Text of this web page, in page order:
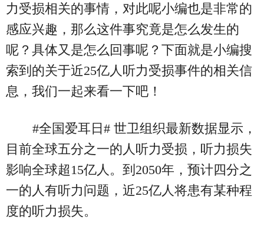
力受损相关的事情，对此呢小编也是非常的
感应兴趣，那么这件事究竟是怎么发生的
呢？具体又是怎么回事呢？下面就是小编搜
索到的关于近25亿人听力受损事件的相关信
息，我们一起来看一下吧！
#全国爱耳日# 世卫组织最新数据显示，
目前全球五分之一的人听力受损，听力损失
影响全球超15亿人。到2050年，预计四分之
一的人有听力问题，近25亿人将患有某种程
度的听力损失。